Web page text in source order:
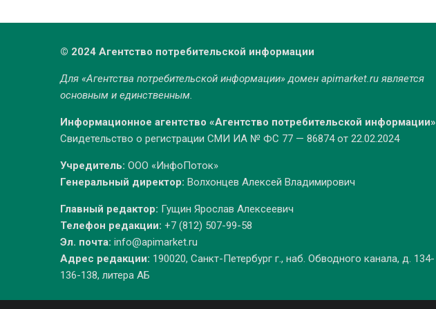
© 2024 Агентство потребительской информации
Для «Агентства потребительской информации» домен apimarket.ruявляется
основным и единственным.
Информационное агентство «Агентство потребительской информации»
Свидетельство о регистрации СМИ ИА № ФС 77 — 86874 от 22.02.2024
Учредитель: ООО «ИнфоПоток»
Генеральный директор: Волхонцев Алексей Владимирович
Главный редактор: Гущин Ярослав Алексеевич
Телефон редакции: +7 (812) 507-99-58
Эл. почта: info@apimarket.ru
Адрес редакции: 190020, Санкт-Петербург г., наб. Обводного канала, д. 134-
136-138, литера АБ